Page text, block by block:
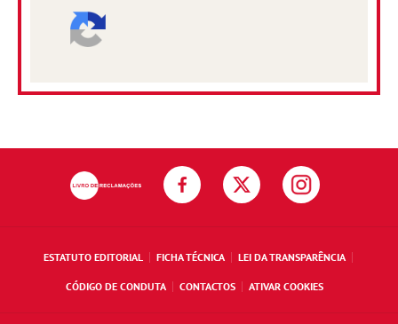
ESTATUTO EDITORIAL FICHA TÉCNICA LEI DA TRANSPARÊNCIA
CÓDIGO DE CONDUTA CONTACTOS ATIVAR COOKIES